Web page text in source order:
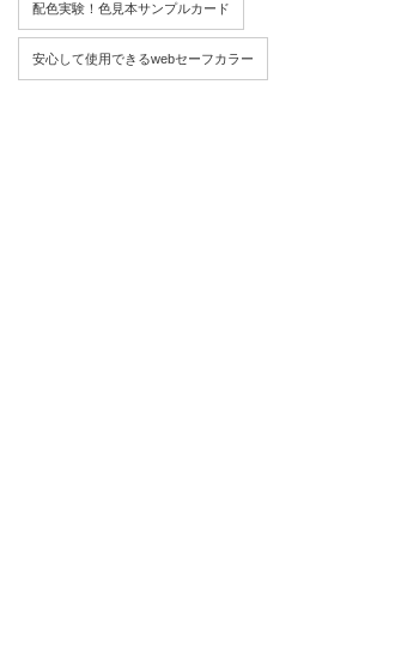
配色実験！色見本サンプルカード
安心して使用できるwebセーフカラー